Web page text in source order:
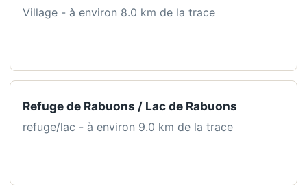
Village - à environ 8.0 km de la trace
Refuge de Rabuons / Lac de Rabuons
refuge/lac - à environ 9.0 km de la trace